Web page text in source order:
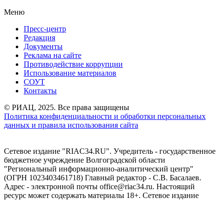
Меню
Пресс-центр
Редакция
Документы
Реклама на сайте
Противодействие коррупции
Использование материалов
СОУТ
Контакты
© РИАЦ, 2025. Все права защищены
Политика конфиденциальности и обработки персональных
данных и правила использования сайта
Сетевое издание "RIAC34.RU". Учредитель - государственное
бюджетное учреждение Волгоградской области
"Региональный информационно-аналитический центр"
(ОГРН 1023403461718) Главный редактор - С.В. Басалаев.
Адрес - электронной почты office@riac34.ru. Настоящий
ресурс может содержать материалы 18+. Сетевое издание